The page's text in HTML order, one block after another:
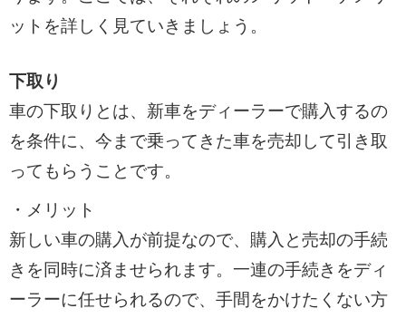
ットを詳しく見ていきましょう。
下取り
車の下取りとは、新車をディーラーで購入するの
を条件に、今まで乗ってきた車を売却して引き取
ってもらうことです。
・メリット
新しい車の購入が前提なので、購入と売却の手続
きを同時に済ませられます。一連の手続きをディ
ーラーに任せられるので、手間をかけたくない方